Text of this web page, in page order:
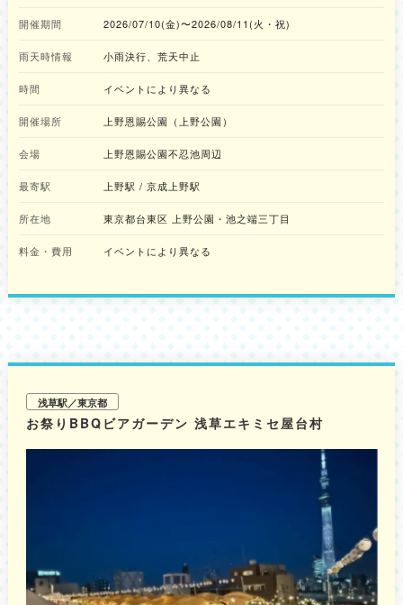
開催期間 2026/07/10(金)〜2026/08/11(火・祝)
雨天時情報 小雨決行、荒天中止
時間 イベントにより異なる
開催場所 上野恩賜公園（上野公園）
会場 上野恩賜公園不忍池周辺
最寄駅 上野駅 / 京成上野駅
所在地 東京都台東区 上野公園・池之端三丁目
料金・費用 イベントにより異なる
浅草駅／東京都
お祭りBBQビアガーデン 浅草エキミセ屋台村